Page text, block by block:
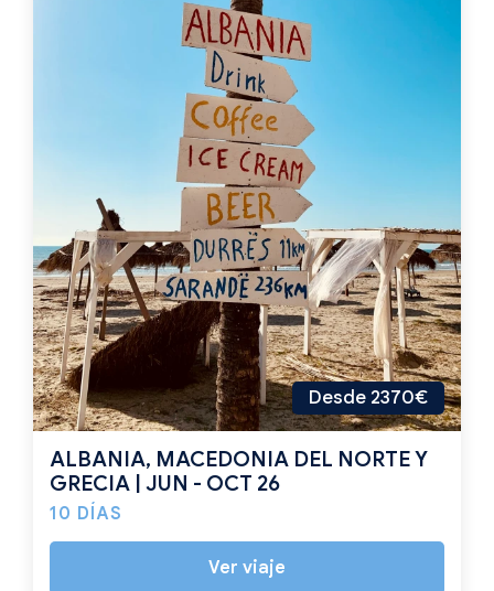
Desde 2370€
ALBANIA, MACEDONIA DEL NORTE Y
GRECIA | JUN - OCT 26
10 DÍAS
Ver viaje